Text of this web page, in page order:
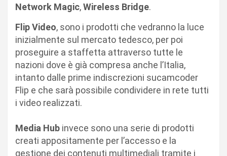
Network Magic,Wireless Bridge.
Flip Video, sono i prodotti che vedranno la luce
inizialmente sul mercato tedesco, per poi
proseguire a staffetta attraverso tutte le
nazioni dove è già compresa anche l’Italia,
intanto dalle prime indiscrezioni sucamcoder
Flip e che sarà possibile condividere in rete tutti
i video realizzati.
Media Hub invece sono una serie di prodotti
creati appositamente per l’accesso e la
gestione dei contenuti multimediali tramite i